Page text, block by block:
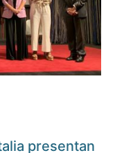
presentan